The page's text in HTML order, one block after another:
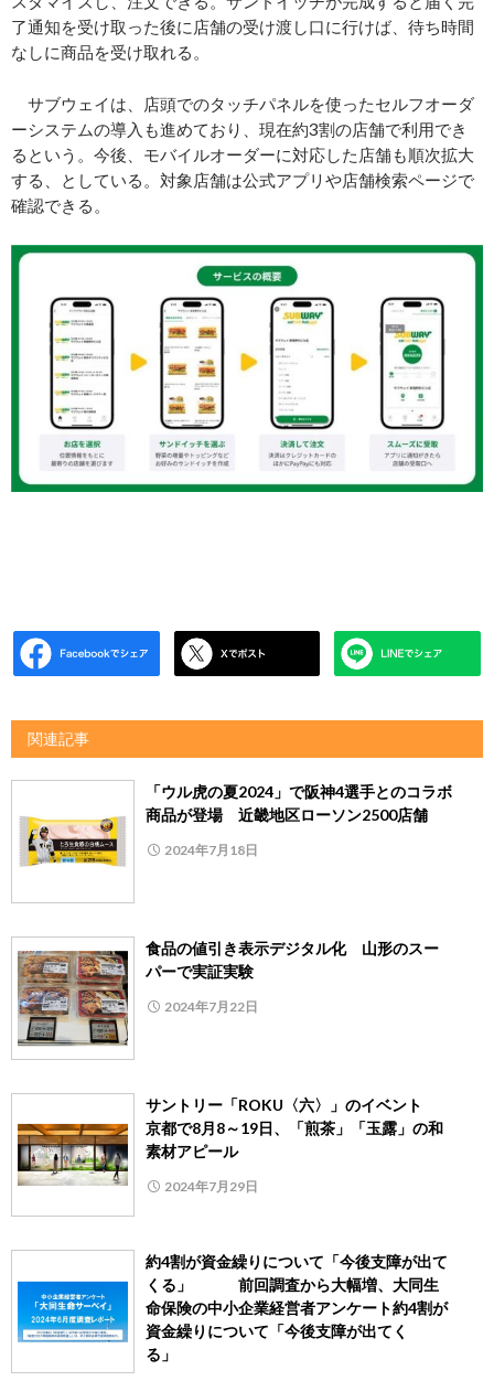
了通知を受け取った後に店舗の受け渡し口に行けば、待ち時間
なしに商品を受け取れる。
サブウェイは、店頭でのタッチパネルを使ったセルフオーダ
ーシステムの導入も進めており、現在約3割の店舗で利用でき
るという。今後、モバイルオーダーに対応した店舗も順次拡大
する、としている。対象店舗は公式アプリや店舗検索ページで
確認できる。
関連記事
「ウル虎の夏2024」で阪神4選手とのコラボ
商品が登場 近畿地区ローソン2500店舗
2024年7月18日
食品の値引き表示デジタル化 山形のスー
パーで実証実験
2024年7月22日
サントリー「ROKU〈六〉」のイベント
京都で8月8～19日、「煎茶」「玉露」の和
素材アピール
2024年7月29日
約4割が資金繰りについて「今後支障が出て
くる」 前回調査から大幅増、大同生
命保険の中小企業経営者アンケート約4割が
資金繰りについて「今後支障が出てく
る」